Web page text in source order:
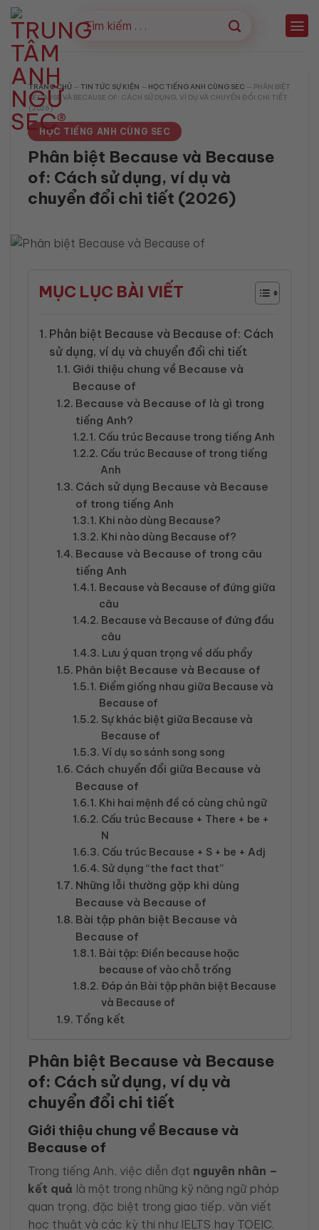
Bỏ
qua
nội
dung
TRANG CHỦ — TIN TỨC SỰ KIỆN — HỌC TIẾNG ANH CÙNG SEC — PHÂN BIỆT
BECAUSE VÀ BECAUSE OF: CÁCH SỬ DỤNG, VÍ DỤ VÀ CHUYỂN ĐỔI CHI TIẾT
(2026)
HỌC TIẾNG ANH CÙNG SEC
Phân biệt Because và Because
of: Cách sử dụng, ví dụ và
chuyển đổi chi tiết (2026)
MỤC LỤC BÀI VIẾT
Phân biệt Because và Because of: Cách
sử dụng, ví dụ và chuyển đổi chi tiết
Giới thiệu chung về Because và
Because of
Because và Because of là gì trong
tiếng Anh?
Cấu trúc Because trong tiếng Anh
Cấu trúc Because of trong tiếng
Anh
Cách sử dụng Because và Because
of trong tiếng Anh
Khi nào dùng Because?
Khi nào dùng Because of?
Because và Because of trong câu
tiếng Anh
Because và Because of đứng giữa
câu
Because và Because of đứng đầu
câu
Lưu ý quan trọng về dấu phẩy
Phân biệt Because và Because of
Điểm giống nhau giữa Because và
Because of
Sự khác biệt giữa Because và
Because of
Ví dụ so sánh song song
Cách chuyển đổi giữa Because và
Because of
Khi hai mệnh đề có cùng chủ ngữ
Cấu trúc Because + There + be +
N
Cấu trúc Because + S + be + Adj
Sử dụng “the fact that”
Những lỗi thường gặp khi dùng
Because và Because of
Bài tập phân biệt Because và
Because of
Bài tập: Điền because hoặc
because of vào chỗ trống
Đáp án Bài tập phân biệt Because
và Because of
Tổng kết
Phân biệt Because và Because
of: Cách sử dụng, ví dụ và
chuyển đổi chi tiết
Giới thiệu chung về Because và
Because of
Trong tiếng Anh, việc diễn đạt nguyên nhân –
kết quả là một trong những kỹ năng ngữ pháp
quan trọng, đặc biệt trong giao tiếp, văn viết
học thuật và các kỳ thi như IELTS hay TOEIC.